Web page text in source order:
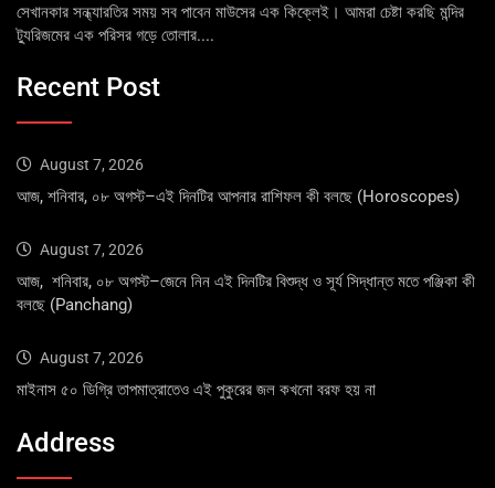
সেখানকার সন্ধ্যারতির সময় সব পাবেন মাউসের এক কিক্লেই। আমরা চেষ্টা করছি মন্দির
ট্যুরিজমের এক পরিসর গড়ে তোলার....
Recent Post
August 7, 2026
আজ, শনিবার, ০৮ অগস্ট–এই দিনটির আপনার রাশিফল কী বলছে (Horoscopes)
August 7, 2026
আজ, শনিবার, ০৮ অগস্ট–জেনে নিন এই দিনটির বিশুদ্ধ ও সূর্য সিদ্ধান্ত মতে পঞ্জিকা কী
বলছে (Panchang)
August 7, 2026
মাইনাস ৫০ ডিগ্রি তাপমাত্রাতেও এই পুকুরের জল কখনো বরফ হয় না
Address